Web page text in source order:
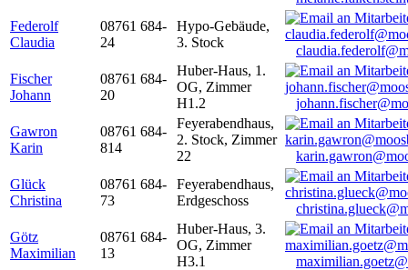
Federolf
Claudia
08761 684-
24
Hypo-Gebäude,
3. Stock
Fischer
Johann
08761 684-
20
Huber-Haus, 1.
OG, Zimmer
H1.2
Gawron
Karin
08761 684-
814
Feyerabendhaus,
2. Stock, Zimmer
22
Glück
Christina
08761 684-
73
Feyerabendhaus,
Erdgeschoss
Götz
Maximilian
08761 684-
13
Huber-Haus, 3.
OG, Zimmer
H3.1